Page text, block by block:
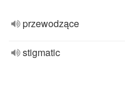
przewodzące
stigmatic